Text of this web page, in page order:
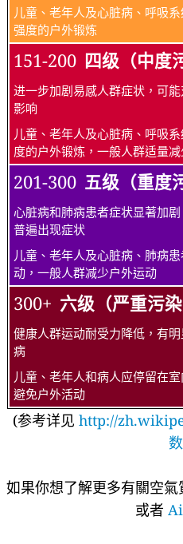
儿童、老年人及心脏病、呼吸
强度的户外锻炼
151-200 四级（中度
进一步加剧易感人群症状，可
影响
儿童、老年人及心脏病、呼吸
度的户外锻炼，一般人群适量
201-300 五级（重度
心脏病和肺病患者症状显著加
普遍出现症状
儿童、老年人及心脏病、肺病
动，一般人群减少户外运动
300+ 六级（严重污染
健康人群运动耐受力降低，有
病
儿童、老年人和病人应停留在
避免户外活动
(参考详见 http://
数
如果你想了解更多有關空
或者